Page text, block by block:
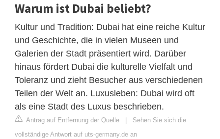
Warum ist Dubai beliebt?
Kultur und Tradition: Dubai hat eine reiche Kultur
und Geschichte, die in vielen Museen und
Galerien der Stadt präsentiert wird. Darüber
hinaus fördert Dubai die kulturelle Vielfalt und
Toleranz und zieht Besucher aus verschiedenen
Teilen der Welt an. Luxusleben: Dubai wird oft
als eine Stadt des Luxus beschrieben.
Antrag auf Entfernung der Quelle
Sehen Sie sich die
vollständige Antwort auf uts-germany.de an